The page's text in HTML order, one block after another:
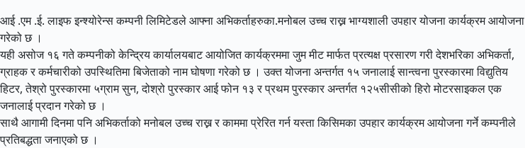
आई .एम .ई. लाइफ इन्श्योरेन्स कम्पनी लिमिटेडले आफ्ना अभिकर्ताहरुका.मनोबल उच्च राख्न भाग्यशाली उपहार योजना कार्यक्रम आयोजना
गरेको छ ।
यही असोज १६ गते कम्पनीको केन्द्रिय कार्यालयबाट आयोजित कार्यक्रममा जुम मीट मार्फत प्रत्यक्ष प्रसारण गरी देशभरिका अभिकर्ता,
ग्राहक र कर्मचारीको उपस्थितिमा बिजेताको नाम घोषणा गरेको छ । उक्त योजना अन्तर्गत १५ जनालाई सान्त्वना पुरस्कारमा विद्युतिय
हिटर, तेश्रो पुरस्कारमा ५ग्राम सुन, दोश्रो पुरस्कार आई फोन १३ र प्रथम पुरस्कार अन्तर्गत १२५सीसीको हिरो मोटरसाइकल एक
जनालाई प्रदान गरेको छ ।
साथै आगामी दिनमा पनि अभिकर्ताको मनोबल उच्च राख्न र काममा प्रेरित गर्न यस्ता किसिमका उपहार कार्यक्रम आयोजना गर्ने कम्पनीले
प्रतिबद्धता जनाएको छ ।